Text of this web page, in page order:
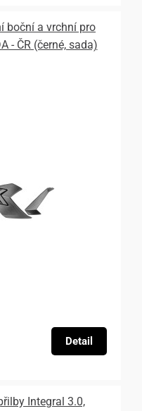
boční a vrchní pro
- ČR (černé, sada)
Detail
Integral 3.0,